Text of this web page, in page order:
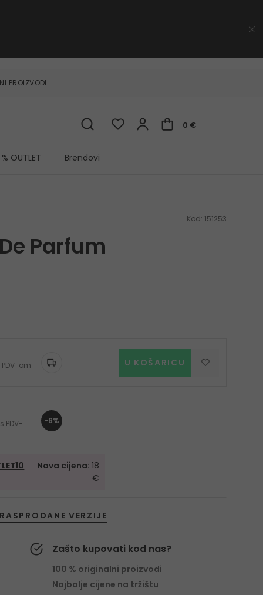
PROIZVODI
0 €
% OUTLET Brendovi
Kod: 151253
Parfum
om
U KOŠARICU
PDV-
-6%
Nova cijena:18
€
VERZIJE
Zašto kupovati kod nas?
100 % originalni proizvodi
Najbolje cijene na tržištu